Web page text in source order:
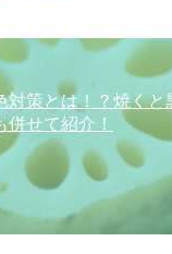
対策とは！？焼くと
併せて紹介！